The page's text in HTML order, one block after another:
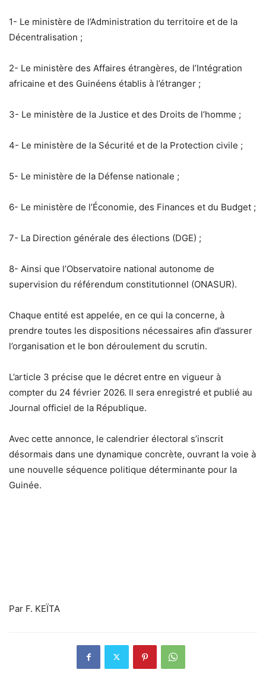
1- Le ministère de l’Administration du territoire et de la
Décentralisation ;
2- Le ministère des Affaires étrangères, de l’Intégration
africaine et des Guinéens établis à l’étranger ;
3- Le ministère de la Justice et des Droits de l’homme ;
4- Le ministère de la Sécurité et de la Protection civile ;
5- Le ministère de la Défense nationale ;
6- Le ministère de l’Économie, des Finances et du Budget ;
7- La Direction générale des élections (DGE) ;
8- Ainsi que l’Observatoire national autonome de
supervision du référendum constitutionnel (ONASUR).
Chaque entité est appelée, en ce qui la concerne, à
prendre toutes les dispositions nécessaires afin d’assurer
l’organisation et le bon déroulement du scrutin.
L’article 3 précise que le décret entre en vigueur à
compter du 24 février 2026. Il sera enregistré et publié au
Journal officiel de la République.
Avec cette annonce, le calendrier électoral s’inscrit
désormais dans une dynamique concrète, ouvrant la voie à
une nouvelle séquence politique déterminante pour la
Guinée.
Par F. KEÏTA